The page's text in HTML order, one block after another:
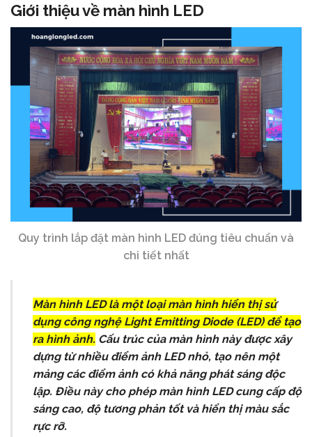
Giới thiệu về màn hình LED
Quy trình lắp đặt màn hình LED đúng tiêu chuẩn và
chi tiết nhất
Màn hình LED là một loại màn hình hiển thị sử
dụng công nghệ Light Emitting Diode (LED) để tạo
ra hình ảnh. Cấu trúc của màn hình này được xây
dựng từ nhiều điểm ảnh LED nhỏ, tạo nên một
mảng các điểm ảnh có khả năng phát sáng độc
lập. Điều này cho phép màn hình LED cung cấp độ
sáng cao, độ tương phản tốt và hiển thị màu sắc
rực rỡ.